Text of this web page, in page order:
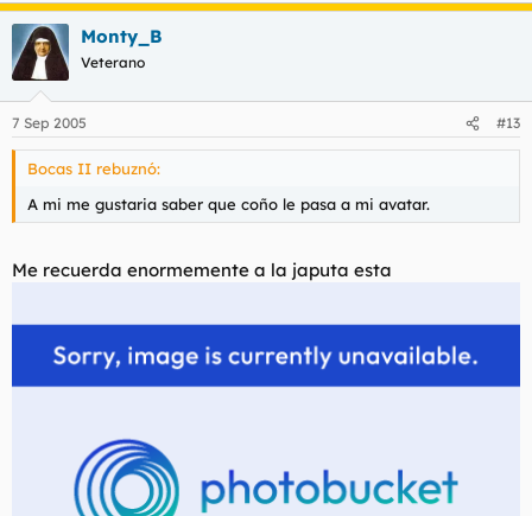
Monty_B
Veterano
7 Sep 2005 #13
Bocas II rebuznó:
A mi me gustaria saber que coño le pasa a mi avatar.
Me recuerda enormemente a la japuta esta